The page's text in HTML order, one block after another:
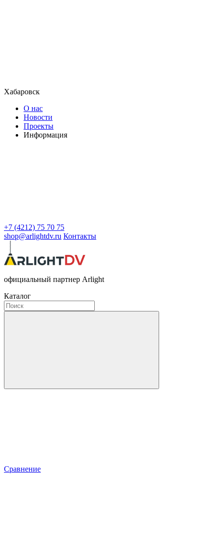
Хабаровск
О нас
Новости
Проекты
Информация
+7 (4212) 75 70 75
shop@arlightdv.ru Контакты
официальный партнер Arlight
Каталог
Сравнение